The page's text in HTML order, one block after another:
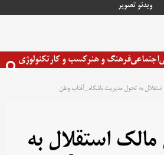
ویدئو تصویر
اجتماعیفرهنگ و هنرکسب و کارتکنولوژی
به تحول مدیریت باشگاه_آفتاب وطن
استقلال به